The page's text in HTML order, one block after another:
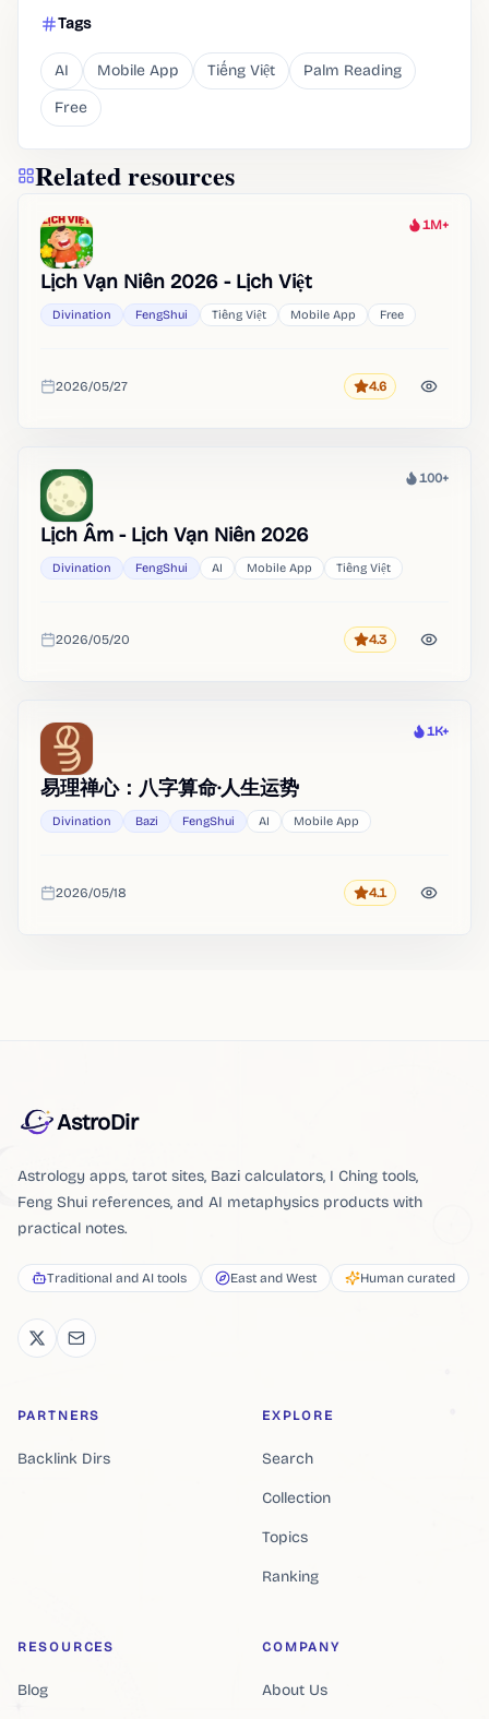
Tags
AI Mobile App Tiếng Việt
Palm Reading
Free
Related resources
Heat
1M+
Lịch Vạn Niên 2026 - Lịch Việt
Divination FengShui Tiếng Việt Mobile App Free
Added
2026/05/27 Rating
4.6
Heat
100+
Lịch Âm - Lịch Vạn Niên 2026
Divination FengShui AI Mobile App Tiếng Việt
Added
2026/05/20 Rating
4.3
Heat
1K+
易理禅心：八字算命·人生运势
Divination Bazi FengShui AI Mobile App
Added
2026/05/18 Rating
4.1
AstroDir
Astrology apps, tarot sites, Bazi calculators, I Ching tools,
Feng Shui references, and AI metaphysics products with
practical notes.
Traditional and AI tools East and West Human curated
PARTNERS
Backlink Dirs
EXPLORE
Search
Collection
Topics
Ranking
RESOURCES
Blog
COMPANY
About Us